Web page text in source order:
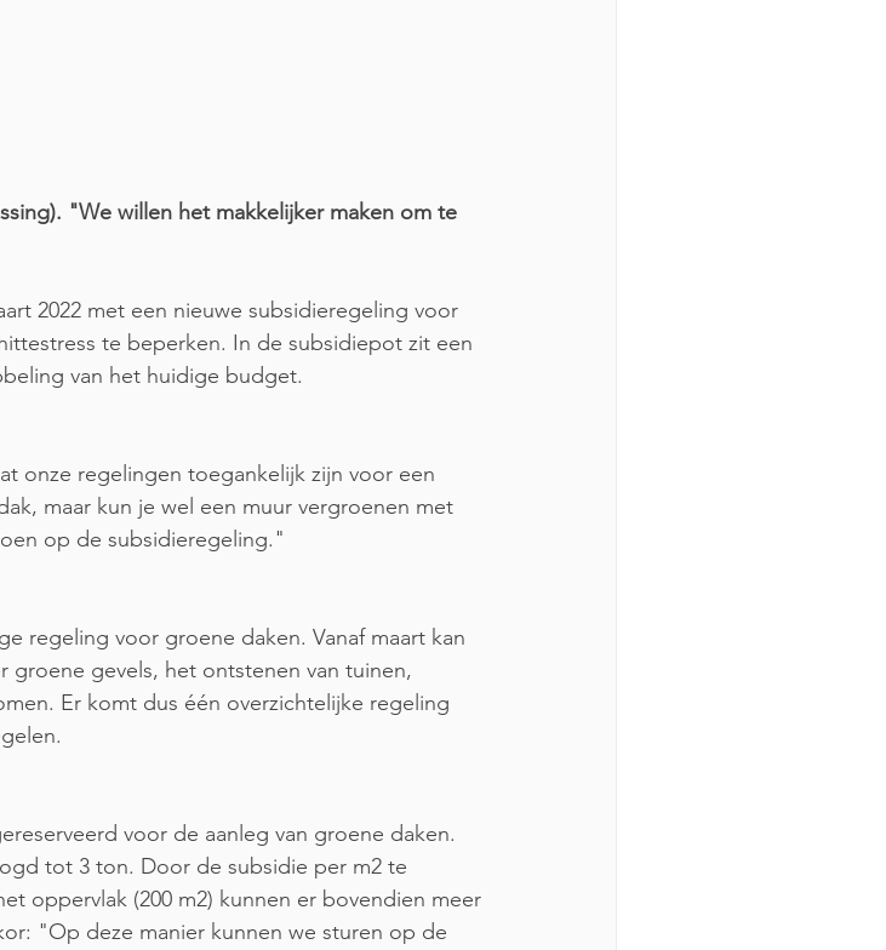
"We willen het makkelijker maken om te
2022 met een nieuwe subsidieregeling voor
te beperken. In de subsidiepot zit een
van het huidige budget.
onze regelingen toegankelijk zijn voor een
maar kun je wel een muur vergroenen met
op de subsidieregeling."
regeling voor groene daken. Vanaf maart kan
groene gevels, het ontstenen van tuinen,
Er komt dus één overzichtelijke regeling
voor de aanleg van groene daken.
tot 3 ton. Door de subsidie per m2 te
oppervlak (200 m2) kunnen er bovendien meer
"Op deze manier kunnen we sturen op de